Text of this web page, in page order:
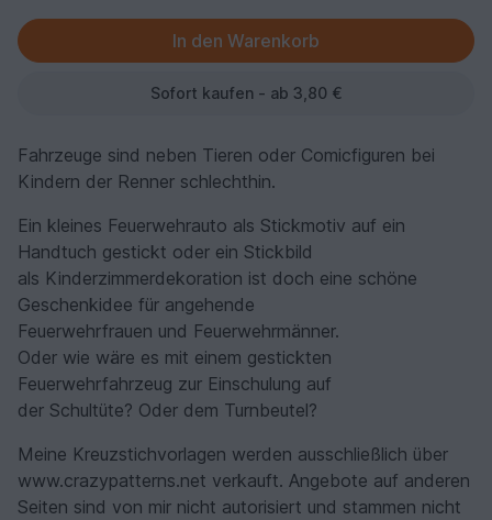
Sofort kaufen - ab 3,80 €
Fahrzeuge sind neben Tieren oder Comicfiguren bei
Kindern der Renner schlechthin.
Ein kleines Feuerwehrauto als Stickmotiv auf ein
Handtuch gestickt oder ein Stickbild
als Kinderzimmerdekoration ist doch eine schöne
Geschenkidee für angehende
Feuerwehrfrauen und Feuerwehrmänner.
Oder wie wäre es mit einem gestickten
Feuerwehrfahrzeug zur Einschulung auf
der Schultüte? Oder dem Turnbeutel?
Meine Kreuzstichvorlagen werden ausschließlich über
www.crazypatterns.net verkauft. Angebote auf anderen
Seiten sind von mir nicht autorisiert und stammen nicht